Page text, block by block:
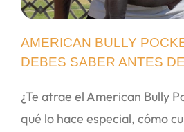
AMERICAN BULLY
DEBES SABER ANTES
¿Te atrae el American Bully
qué lo hace especial, cómo